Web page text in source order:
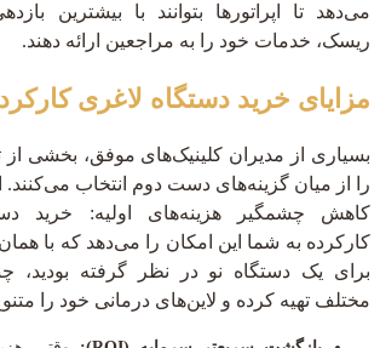
می‌دهد تا اپراتورها بتوانند با بیشترین
ریسک، خدمات خود را به مراجعین ارائه دهند.
مزایای خرید دستگاه لاغری
بسیاری از مدیران کلینیک‌های موفق، بخشی از
را از میان گزینه‌های دست دوم انتخاب می‌کنند.
کاهش چشمگیر هزینه‌های اولیه: خرید
کارکرده به شما این امکان را می‌دهد که با
برای یک دستگاه نو در نظر گرفته بودید،
مختلف تهیه کرده و لاین‌های درمانی خود را